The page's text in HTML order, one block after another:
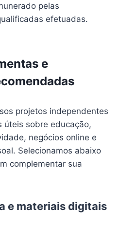
pelas
efetuadas.
e
projetos independentes
úteis sobre educação,
negócios online e
Selecionamos abaixo
complementar sua
e materiais digitais